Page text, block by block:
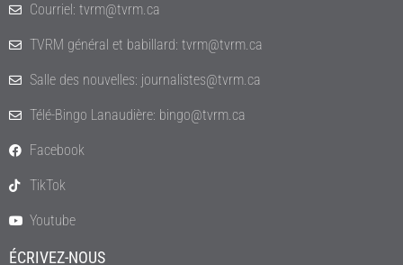
Courriel: tvrm@tvrm.ca
TVRM général et babillard: tvrm@tvrm.ca
Salle des nouvelles: journalistes@tvrm.ca
Télé-Bingo Lanaudière: bingo@tvrm.ca
Facebook
TikTok
Youtube
ÉCRIVEZ-NOUS